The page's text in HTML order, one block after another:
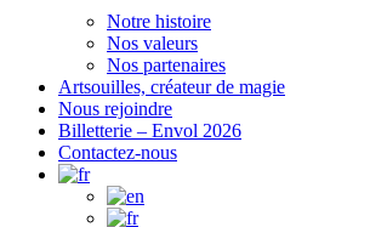
Notre histoire
Nos valeurs
Nos partenaires
Artsouilles, créateur de magie
Nous rejoindre
Billetterie – Envol 2026
Contactez-nous